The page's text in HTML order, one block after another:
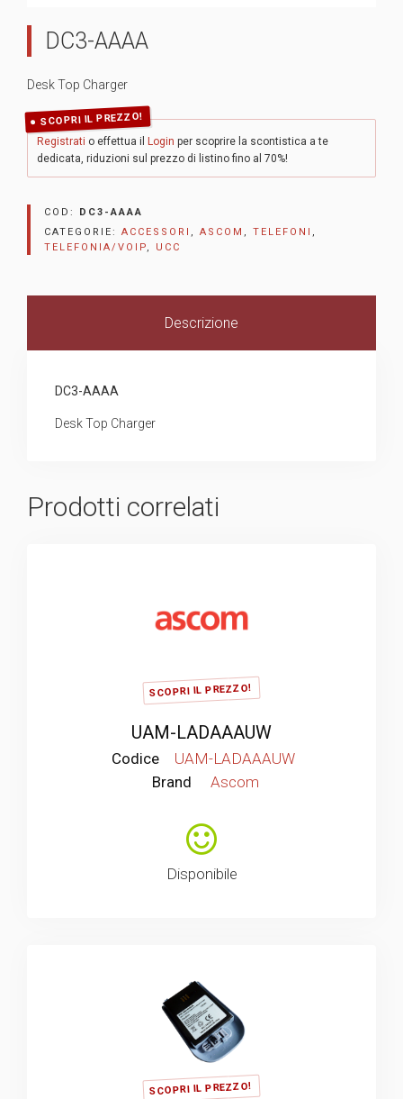
DC3-AAAA
Desk Top Charger
SCOPRI IL PREZZO!
Registrati o effettua il Login per scoprire la scontistica a te
dedicata, riduzioni sul prezzo di listino fino al 70%!
COD: DC3-AAAA
CATEGORIE: ACCESSORI , ASCOM , TELEFONI ,
TELEFONIA/VOIP, UCC
Descrizione
DC3-AAAA
Desk Top Charger
Prodotti correlati
SCOPRI IL PREZZO!
UAM-LADAAAUW
Codice
UAM-LADAAAUW
Brand
Ascom
Disponibile
SCOPRI IL PREZZO!